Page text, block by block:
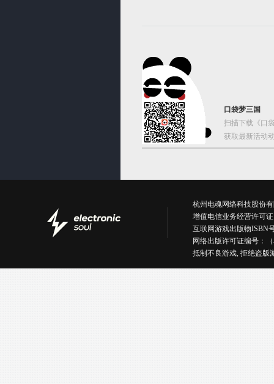
口袋梦三国
扫描下载《口
获取最新活动
杭州电魂网络科技股份有
增值电信业务经营许可
互联网游戏出版物ISBN
网络出版许可证编号：
抵制不良游戏, 拒绝盗版